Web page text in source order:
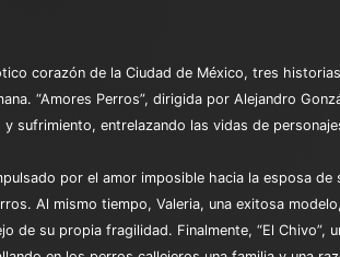
corazón de la Ciudad de México, tres
“Amores Perros”, dirigida por Alejandro
sufrimiento, entrelazando las vidas de
por el amor imposible hacia la esposa
Al mismo tiempo, Valeria, una exitosa
de su propia fragilidad. Finalmente, “El